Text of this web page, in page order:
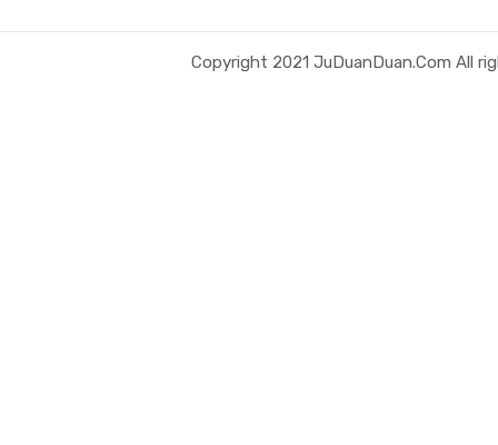
Copyright 2021 JuDuanDuan.Com All